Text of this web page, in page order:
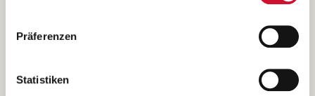
Sie der Speicherung sämtlicher Cookies zu. Sie können
Ihre Einwilligung selbstverständlich jederzeit widerrufen,
indem Sie die Cookie-Einstellungen aufrufen und diese
unsererDatenschutzerklärung
Präferenzen
Statistiken
Kantstraße 45a
(Ein Tochterunternehmen des AWO Bezirksverbandes Unterfranken
e.V.)